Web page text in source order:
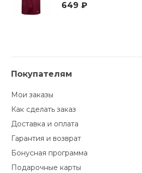
649 ₽
Покупателям
Мои заказы
Как сделать заказ
Доставка и оплата
Гарантия и возврат
Бонусная программа
Подарочные карты